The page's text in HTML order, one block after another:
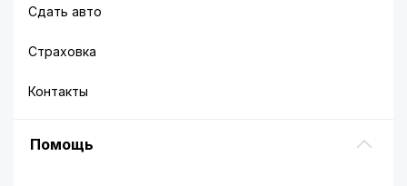
Сдать авто
Страховка
Контакты
Помощь